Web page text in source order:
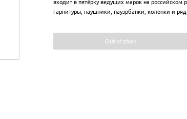
входит в пятёрку ведущих марок на
гарнитуры, наушники, пауэрбанки, колонки и ряд
Out of stock